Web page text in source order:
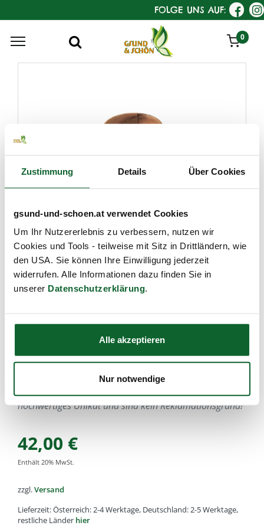
Zustimmung Details Über Cookies
gsund-und-schoen.at verwendet Cookies
Um Ihr Nutzererlebnis zu verbessern, nutzen wir
Cookies und Tools - teilweise mit Sitz in Drittländern, wie
den USA. Sie können Ihre Einwilligung jederzeit
widerrufen. Alle Informationen dazu finden Sie in
unserer Datenschutzerklärung.
Alle akzeptieren
Nur notwendige
FOLGE UNS AUF:
0
KostKamm
Seifenschale, Nussbaum mit
Furnierstreifen
Seifenschale aus Nussbaum, wasserfest lackiert
Artikel-Nr.:k835 ,EAN:4033977083505
bestehen aus natürlichen Rohstoffen. Daher kann es zu
kleinen Unterschieden in der Holz-Farbe, Struktur oder
Diese Abweichungen machen aus jedem Stück ein
hochwertiges Unikat und sind kein Reklamationsgrund!
42,00 €
Enthält 20% MwSt.
zzgl.Versand
Lieferzeit: Österreich: 2-4 Werktage, Deutschland: 2-5 Werktage,
restliche Länder hier